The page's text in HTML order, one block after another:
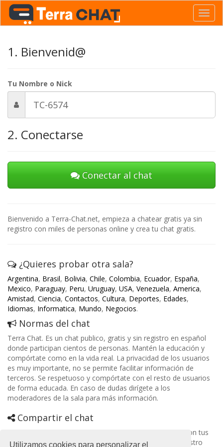
Utilizamos cookies para personalizar el
1. Bienvenid@
Tu Nombre o Nick
2. Conectarse
Conectar al chat
Bienvenido a Terra-Chat.net, empieza a chatear gratis ya sin
registro con miles de personas online y crea tu chat gratis.
¿Quieres probar otra sala?
Argentina, Brasil, Bolivia, Chile, Colombia, Ecuador, España,
Mexico, Paraguay, Peru, Uruguay, USA, Venezuela, America,
Amistad, Ciencia, Contactos, Cultura, Deportes, Edades,
Idiomas, Informatica, Mundo, Negocios.
Normas del chat
Terra Chat. Es un chat publico, gratis y sin registro en español
donde participan cientos de personas. Mantén la educación y
compórtate como en la vida real. La privacidad de los usuarios
es muy importante, no se permite facilitar información de
terceros. Se respetuoso y compórtate con el resto de usuarios
de forma educada. En caso de dudas dirígete a los
moderadores de la sala para más información.
Compartir el chat
Si tienes una página web o deseas compartir esta sala con tus
amigos, puedes hacerlo de diferentes formas desde nuestro